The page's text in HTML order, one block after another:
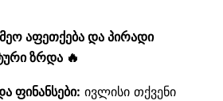
აფეთქება და პირადი
ზრდა 🔥
ფინანსები: ივლისი თქვენი